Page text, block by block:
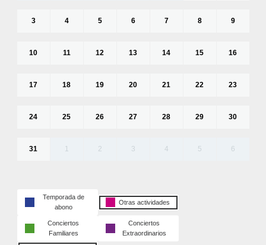
3 4 5 6 7 8 9
10 11 12 13 14 15 16
17 18 19 20 21 22 23
24 25 26 27 28 29 30
31 1 2 3 4 5 6
Temporada de
abono
Otras actividades
Conciertos
Familiares
Conciertos
Extraordinarios